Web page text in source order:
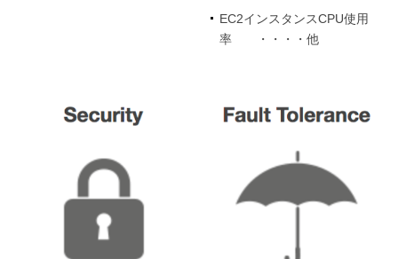
EC2インスタンスCPU使用
率 ・・・・他